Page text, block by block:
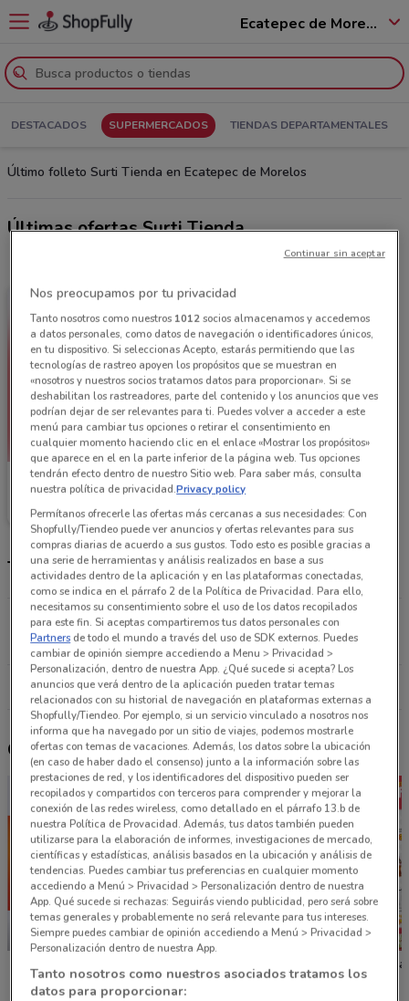
Ecatepec de Morelos - 55100
DESTACADOS SUPERMERCADOS TIENDAS DEPARTAMENTALES
Último folleto Surti Tienda en Ecatepec de Morelos
Últimas ofertas Surti Tienda
Surti Tienda
21.1 km
Tiendas Surti Tienda más cercanas
Área Federal Central de Abastos Iztapalapa
21.1 km
CERRADO
Todas las tiendas Surti Tienda
Otros catálogos cercanos
NUEVO NUEVO
Nos preocupamos por tu privacidad
Tanto nosotros como nuestros 1012socios almacenamos y accedemos
a datos personales, como datos de navegación o identificadores únicos,
en tu dispositivo. Si seleccionas Acepto, estarás permitiendo que las
tecnologías de rastreo apoyen los propósitos que se muestran en
«nosotros y nuestros socios tratamos datos para proporcionar». Si se
deshabilitan los rastreadores, parte del contenido y los anuncios que ves
podrían dejar de ser relevantes para ti. Puedes volver a acceder a este
menú para cambiar tus opciones o retirar el consentimiento en
cualquier momento haciendo clic en el enlace «Mostrar los propósitos»
que aparece en el en la parte inferior de la página web. Tus opciones
tendrán efecto dentro de nuestro Sitio web. Para saber más, consulta
nuestra política de privacidad.Privacy policy
Permítanos ofrecerle las ofertas más cercanas a sus necesidades: Con
Shopfully/Tiendeo puede ver anuncios y ofertas relevantes para sus
compras diarias de acuerdo a sus gustos. Todo esto es posible gracias a
una serie de herramientas y análisis realizados en base a sus
actividades dentro de la aplicación y en las plataformas conectadas,
como se indica en el párrafo 2 de la Política de Privacidad. Para ello,
necesitamos su consentimiento sobre el uso de los datos recopilados
para este fin. Si aceptas compartiremos tus datos personales con
Partners de todo el mundo a través del uso de SDK externos. Puedes
cambiar de opinión siempre accediendo a Menu > Privacidad >
Personalización, dentro de nuestra App. ¿Qué sucede si acepta? Los
anuncios que verá dentro de la aplicación pueden tratar temas
relacionados con su historial de navegación en plataformas externas a
Shopfully/Tiendeo. Por ejemplo, si un servicio vinculado a nosotros nos
informa que ha navegado por un sitio de viajes, podemos mostrarle
ofertas con temas de vacaciones. Además, los datos sobre la ubicación
(en caso de haber dado el consenso) junto a la información sobre las
prestaciones de red, y los identificadores del dispositivo pueden ser
recopilados y compartidos con terceros para comprender y mejorar la
conexión de las redes wireless, como detallado en el párrafo 13.b de
nuestra Política de Provacidad. Además, tus datos también pueden
utilizarse para la elaboración de informes, investigaciones de mercado,
científicas y estadísticas, análisis basados en la ubicación y análisis de
tendencias. Puedes cambiar tus preferencias en cualquier momento
accediendo a Menú > Privacidad > Personalización dentro de nuestra
App. Qué sucede si rechazas: Seguirás viendo publicidad, pero será sobre
temas generales y probablemente no será relevante para tus intereses.
Siempre puedes cambiar de opinión accediendo a Menú > Privacidad >
Personalización dentro de nuestra App.
Tanto nosotros como nuestros asociados tratamos los
datos para proporcionar:
Continuar sin aceptar